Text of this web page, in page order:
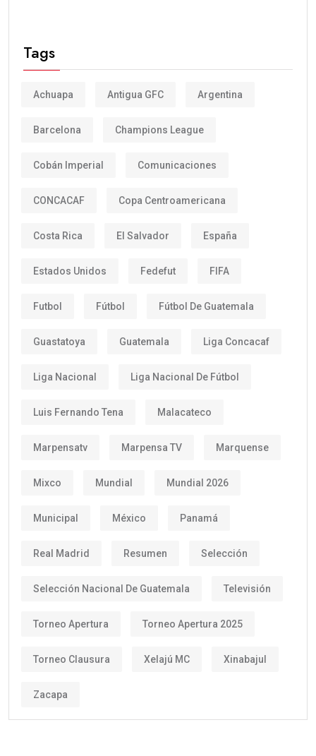
Tags
Achuapa Antigua GFC Argentina
Barcelona Champions League
Cobán Imperial Comunicaciones
CONCACAF Copa Centroamericana
Costa Rica El Salvador España
Estados Unidos Fedefut FIFA
Futbol Fútbol Fútbol De Guatemala
Guastatoya Guatemala Liga Concacaf
Liga Nacional Liga Nacional De Fútbol
Luis Fernando Tena Malacateco
Marpensatv Marpensa TV Marquense
Mixco Mundial Mundial 2026
Municipal México Panamá
Real Madrid Resumen Selección
Selección Nacional De Guatemala Televisión
Torneo Apertura Torneo Apertura 2025
Torneo Clausura Xelajú MC Xinabajul
Zacapa